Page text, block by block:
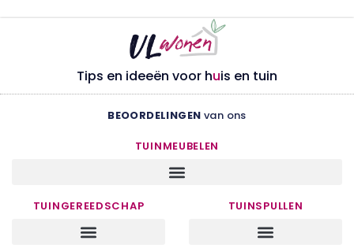
Tips en ideeën voor huis en tuin
BEOORDELINGEN van ons
TUINMEUBELEN
TUINGEREEDSCHAP TUINSPULLEN